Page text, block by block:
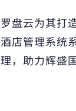
罗盘云为其打
酒店管理系统
理，助力辉盛